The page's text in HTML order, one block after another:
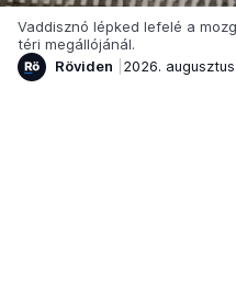
Vaddisznó lépked lefelé a
téri megállójánál.
Röviden
2026.